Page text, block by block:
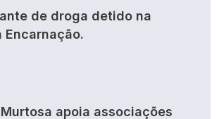
de droga detido na
Encarnação.
apoia associações